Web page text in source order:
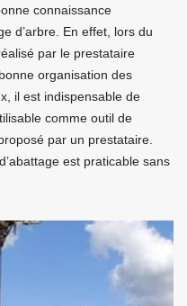
connaissance
d’arbre. En effet, lors du
par le prestataire
organisation des
il est indispensable de
comme outil de
par un prestataire.
est praticable sans